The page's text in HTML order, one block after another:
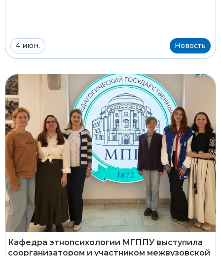
4 июн. Новость
Кафедра этнопсихологии МГППУ выступила
соорганизатором и участником межвузовской